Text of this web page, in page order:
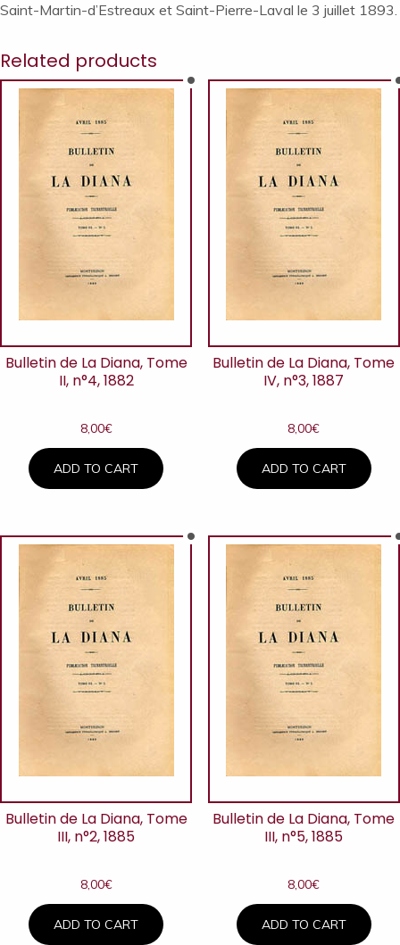
Saint-Martin-d’Estreaux et Saint-Pierre-Laval le 3 juillet 1893.
Related products
Bulletin de La Diana, Tome
II, n°4, 1882
8,00€
ADD TO CART
Bulletin de La Diana, Tome
IV, n°3, 1887
8,00€
ADD TO CART
Bulletin de La Diana, Tome
III, n°2, 1885
8,00€
ADD TO CART
Bulletin de La Diana, Tome
III, n°5, 1885
8,00€
ADD TO CART